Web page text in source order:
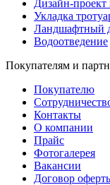
Дизайн-
Укладка
Ландшафтный
Водоотведение
Покупателям и
Покупателю
Контакты
О компании
Прайс
Фотогалерея
Вакансии
Договор